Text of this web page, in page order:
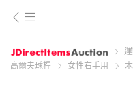
高爾夫球桿
女性右手用